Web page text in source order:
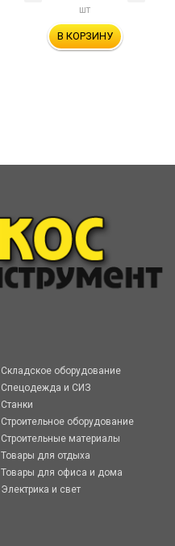
шт
В КОРЗИНУ
Складское оборудование
Спецодежда и СИЗ
Станки
Строительное оборудование
Строительные материалы
Товары для отдыха
Товары для офиса и дома
Электрика и свет